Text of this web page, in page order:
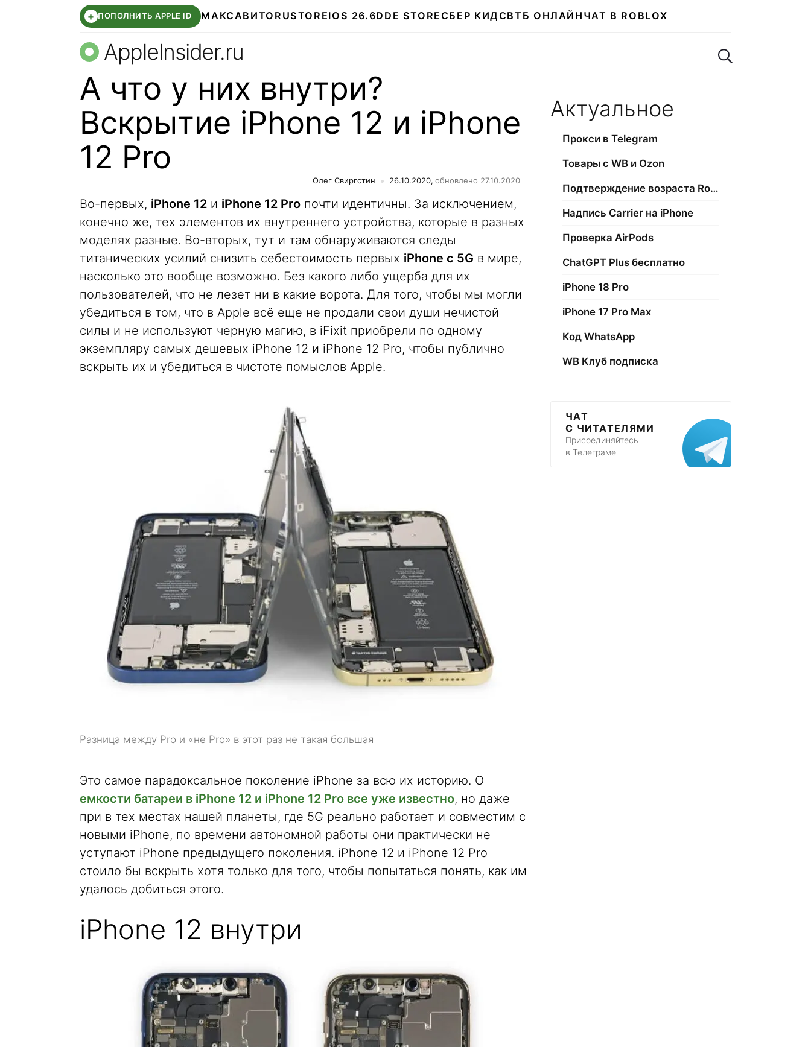
+ ПОПОЛНИТЬ APPLE ID МАКСАВИТО RUSTOREIOS 26.6DDE STORE СБЕР КИДСВТБ ОНЛАЙН ЧАТ В ROBLOX
AppleInsider.ru Поиск по сайту
А что у них внутри?
Вскрытие iPhone 12 и iPhone
12 Pro
Олег Свиргстин 26.10.2020, обновлено 27.10.2020
Во-первых, iPhone 12 и iPhone 12 Pro почти идентичны. За исключением,
конечно же, тех элементов их внутреннего устройства, которые в разных
моделях разные. Во-вторых, тут и там обнаруживаются следы
титанических усилий снизить себестоимость первых iPhone с 5G в мире,
насколько это вообще возможно. Без какого либо ущерба для их
пользователей, что не лезет ни в какие ворота. Для того, чтобы мы могли
убедиться в том, что в Apple всё еще не продали свои души нечистой
силы и не используют черную магию, в iFixit приобрели по одному
экземпляру самых дешевых iPhone 12 и iPhone 12 Pro, чтобы публично
вскрыть их и убедиться в чистоте помыслов Apple.
Разница между Pro и «не Pro» в этот раз не такая большая
Это самое парадоксальное поколение iPhone за всю их историю. О
емкости батареи в iPhone 12 и iPhone 12 Pro все уже известно, но даже
при в тех местах нашей планеты, где 5G реально работает и совместим с
новыми iPhone, по времени автономной работы они практически не
уступают iPhone предыдущего поколения. iPhone 12 и iPhone 12 Pro
стоило бы вскрыть хотя только для того, чтобы попытаться понять, как им
удалось добиться этого.
iPhone 12 внутри
Актуальное
Прокси в Telegram
Товары с WB и Ozon
Подтверждение возраста Roblox
Надпись Carrier на iPhone
Проверка AirPods
ChatGPT Plus бесплатно
iPhone 18 Pro
iPhone 17 Pro Max
Код WhatsApp
WB Клуб подписка
ЧАТ
С ЧИТАТЕЛЯМИ
Присоединяйтесь
в Телеграме